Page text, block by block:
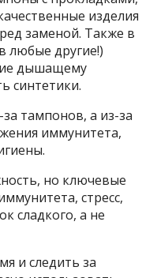
изделия
заменой. Также в
любые другие!)
дышащему
синтетики.
тампонов, а из-за
иммунитета,
но ключевые
стресс,
сладкого, а не
и следить за